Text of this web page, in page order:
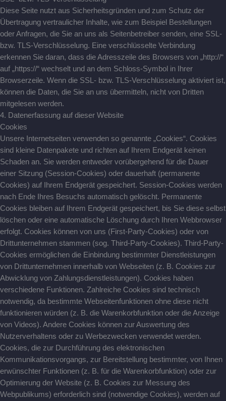
Diese Seite nutzt aus Sicherheitsgründen und zum Schutz der
Übertragung vertraulicher Inhalte, wie zum Beispiel Bestellungen
oder Anfragen, die Sie an uns als Seitenbetreiber senden, eine SSL-
bzw. TLS-Verschlüsselung. Eine verschlüsselte Verbindung
erkennen Sie daran, dass die Adresszeile des Browsers von „http://“
auf „https://“ wechselt und an dem Schloss-Symbol in Ihrer
Browserzeile. Wenn die SSL- bzw. TLS-Verschlüsselung aktiviert ist,
können die Daten, die Sie an uns übermitteln, nicht von Dritten
mitgelesen werden.
4. Datenerfassung auf dieser Website
Cookies
Unsere Internetseiten verwenden so genannte „Cookies“. Cookies
sind kleine Datenpakete und richten auf Ihrem Endgerät keinen
Schaden an. Sie werden entweder vorübergehend für die Dauer
einer Sitzung (Session-Cookies) oder dauerhaft (permanente
Cookies) auf Ihrem Endgerät gespeichert. Session-Cookies werden
nach Ende Ihres Besuchs automatisch gelöscht. Permanente
Cookies bleiben auf Ihrem Endgerät gespeichert, bis Sie diese selbst
löschen oder eine automatische Löschung durch Ihren Webbrowser
erfolgt. Cookies können von uns (First-Party-Cookies) oder von
Drittunternehmen stammen (sog. Third-Party-Cookies). Third-Party-
Cookies ermöglichen die Einbindung bestimmter Dienstleistungen
von Drittunternehmen innerhalb von Webseiten (z. B. Cookies zur
Abwicklung von Zahlungsdienstleistungen). Cookies haben
verschiedene Funktionen. Zahlreiche Cookies sind technisch
notwendig, da bestimmte Webseitenfunktionen ohne diese nicht
funktionieren würden (z. B. die Warenkorbfunktion oder die Anzeige
von Videos). Andere Cookies können zur Auswertung des
Nutzerverhaltens oder zu Werbezwecken verwendet werden.
Cookies, die zur Durchführung des elektronischen
Kommunikationsvorgangs, zur Bereitstellung bestimmter, von Ihnen
erwünschter Funktionen (z. B. für die Warenkorbfunktion) oder zur
Optimierung der Website (z. B. Cookies zur Messung des
Webpublikums) erforderlich sind (notwendige Cookies), werden auf